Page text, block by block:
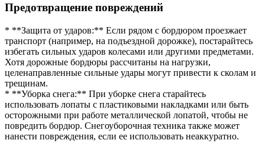
Предотвращение повреждений
* **Защита от ударов:** Если рядом с бордюром проезжает
транспорт (например, на подъездной дорожке), постарайтесь
избегать сильных ударов колесами или другими предметами.
Хотя дорожные бордюры рассчитаны на нагрузки,
целенаправленные сильные удары могут привести к сколам и
трещинам.
* **Уборка снега:** При уборке снега старайтесь
использовать лопаты с пластиковыми накладками или быть
осторожными при работе металлической лопатой, чтобы не
повредить бордюр. Снегоуборочная техника также может
нанести повреждения, если ее использовать неаккуратно.